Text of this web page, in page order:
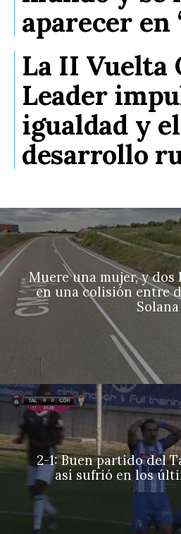
aparecer en
La II Vuelta
Leader
igualdad y el
desarrollo
Muere una mujer, y dos
en una colisión entre
Solana
2-1: Buen partido del
así sufrió en los